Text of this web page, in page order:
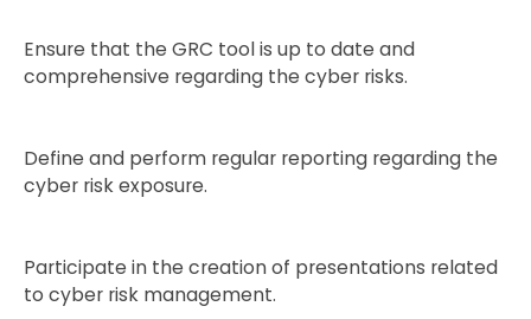
Ensure that the GRC tool is up to date and
comprehensive regarding the cyber risks.
Define and perform regular reporting regarding the
cyber risk exposure.
Participate in the creation of presentations related
to cyber risk management.